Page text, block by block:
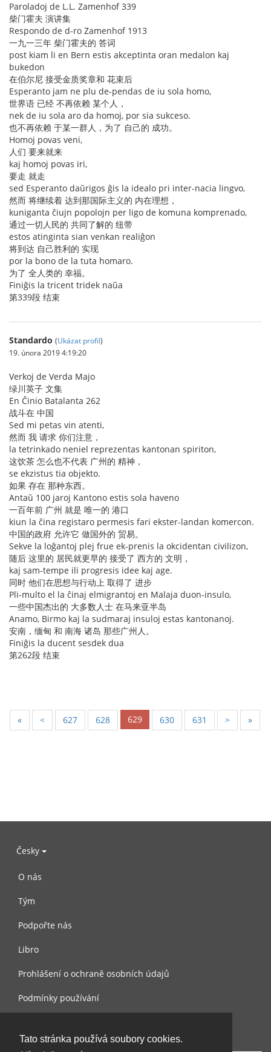
Tato stránka používá soubory cookies.
Paroladoj de L.L. Zamenhof 339
柴门霍夫 演讲集
Respondo de d-ro Zamenhof 1913
一九一三年 柴门霍夫的 答词
post kiam li en Bern estis akceptinta oran medalon kaj
bukedon
在伯尔尼 接受金质奖章和 花束后
Esperanto jam ne plu de-pendas de iu sola homo,
世界语 已经 不再依赖 某个人，
nek de iu sola aro da homoj, por sia sukceso.
也不再依赖 于某一群人，为了 自己的 成功。
Homoj povas veni,
人们 要来就来
kaj homoj povas iri,
要走 就走
sed Esperanto daŭrigos ĝis la idealo pri inter-nacia lingvo,
然而 将继续着 达到那国际主义的 内在理想，
kuniganta ĉiujn popolojn per ligo de komuna komprenado,
通过一切人民的 共同了解的 纽带
estos atinginta sian venkan realiĝon
将到达 自己胜利的 实现
por la bono de la tuta homaro.
为了 全人类的 幸福。
Finiĝis la tricent tridek naŭa
第339段 结束
Standardo (Ukázat profil)
19. února 2019 4:19:20
Verkoj de Verda Majo
绿川英子 文集
En Ĉinio Batalanta 262
战斗在 中国
Sed mi petas vin atenti,
然而 我 请求 你们注意，
la tetrinkado neniel reprezentas kantonan spiriton,
这饮茶 怎么也不代表 广州的 精神，
se ekzistus tia objekto.
如果 存在 那种东西。
Antaŭ 100 jaroj Kantono estis sola haveno
一百年前 广州 就是 唯一的 港口
kiun la ĉina registaro permesis fari ekster-landan komercon.
中国的政府 允许它 做国外的 贸易。
Sekve la loĝantoj plej frue ek-prenis la okcidentan civilizon,
随后 这里的 居民就更早的 接受了 西方的 文明，
kaj sam-tempe ili progresis idee kaj age.
同时 他们在思想与行动上 取得了 进步
Pli-multo el la ĉinaj elmigrantoj en Malaja duon-insulo,
一些中国杰出的 大多数人士 在马来亚半岛
Anamo, Birmo kaj la sudmaraj insuloj estas kantonanoj.
安南，缅甸 和 南海 诸岛 那些广州人。
Finiĝis la ducent sesdek dua
第262段 结束
« < 627 628 629 630 631 > »
Česky
O nás
Tým
Podpořte nás
Libro
Prohlášení o ochraně osobních údajů
Podmínky používání